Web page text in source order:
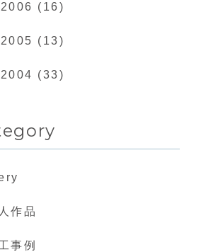
Blog
アイスランド カンファレンス
く、“ICELAND
CONFERENCE2005/ARCHITECTUR
ような...
2006 (16)
2005 (13)
2004 (33)
作品
事例